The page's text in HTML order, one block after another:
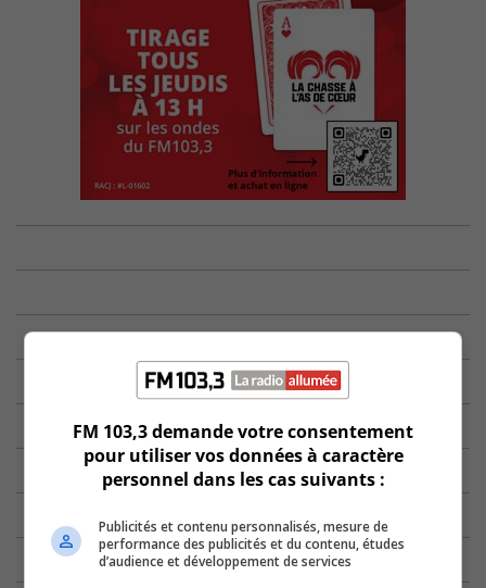
FM 103,3 demande votre consentement
pour utiliser vos données à caractère
personnel dans les cas suivants :
Publicités et contenu personnalisés, mesure de
performance des publicités et du contenu, études
d’audience et développement de services